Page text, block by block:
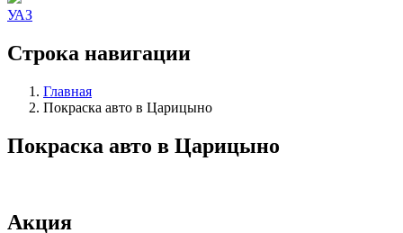
УАЗ
Строка навигации
Главная
Покраска авто в Царицыно
Покраска авто в Царицыно
Акция